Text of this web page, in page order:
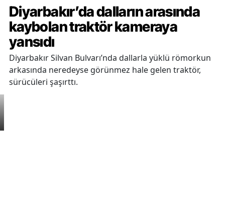
Diyarbakır’da dalların arasında
kaybolan traktör kameraya
yansıdı
Diyarbakır Silvan Bulvarı’nda dallarla yüklü römorkun
arkasında neredeyse görünmez hale gelen traktör,
sürücüleri şaşırttı.